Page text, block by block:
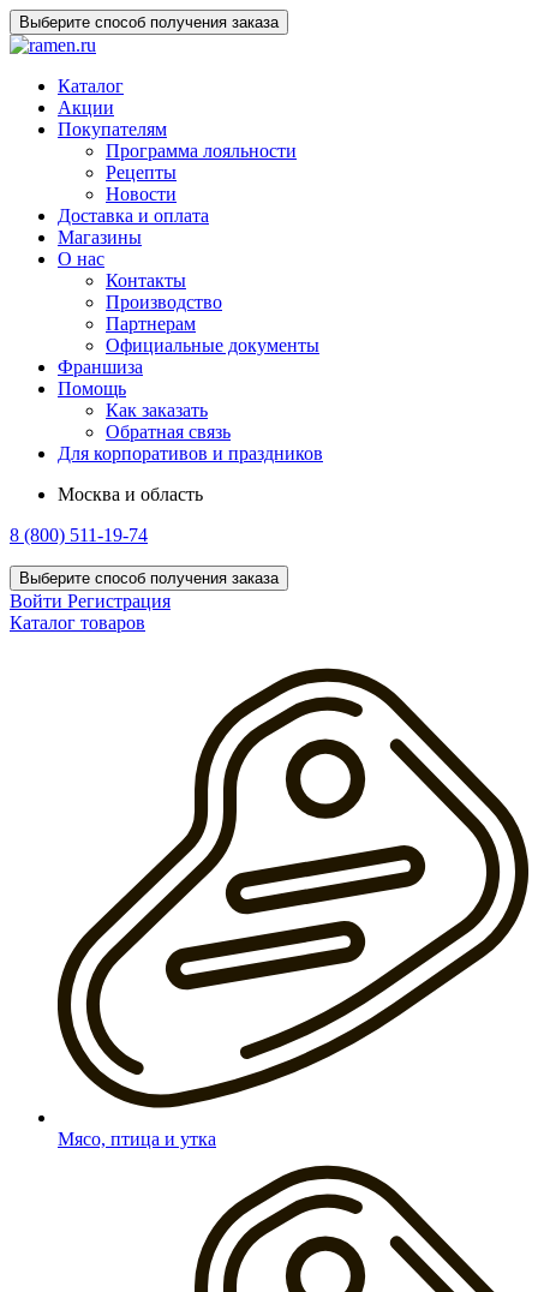
Выберите способ получения заказа
Каталог
Акции
Покупателям
Программа лояльности
Рецепты
Новости
Доставка и оплата
Магазины
О нас
Контакты
Производство
Партнерам
Официальные документы
Франшиза
Помощь
Как заказать
Обратная связь
Для корпоративов и праздников
Москва и область
8 (800) 511-19-74
Выберите способ получения заказа
Войти Регистрация
Каталог товаров
Мясо, птица и утка